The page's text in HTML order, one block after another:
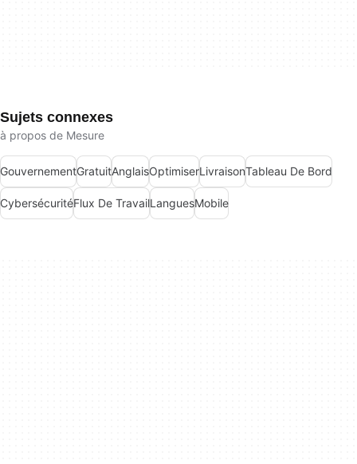
Sujets connexes
à propos de Mesure
GouvernementGratuitAnglaisOptimiserLivraisonTableau De Bord
CybersécuritéFlux De TravailLanguesMobile